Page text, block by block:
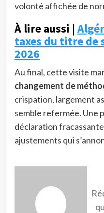
volonté affichée de
À lire aussi |
taxes du titre de
2026
Au final, cette visite
changement de
crispation, largement
semble refermée. Une
déclaration
ajustements qui